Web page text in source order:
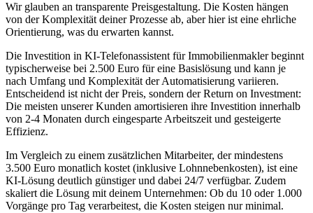
Wir glauben an transparente Preisgestaltung. Die Kosten hängen
von der Komplexität deiner Prozesse ab, aber hier ist eine ehrliche
Orientierung, was du erwarten kannst.
Die Investition in KI-Telefonassistent für Immobilienmaklerbeginnt
typischerweise bei 2.500 Euro für eine Basislösung und kann je
nach Umfang und Komplexität der Automatisierung variieren.
Entscheidend ist nicht der Preis, sondern der Return on Investment:
Die meisten unserer Kunden amortisieren ihre Investition innerhalb
von 2-4 Monaten durch eingesparte Arbeitszeit und gesteigerte
Effizienz.
Im Vergleich zu einem zusätzlichen Mitarbeiter, der mindestens
3.500 Euro monatlich kostet (inklusive Lohnnebenkosten), ist eine
KI-Lösung deutlich günstiger und dabei 24/7 verfügbar. Zudem
skaliert die Lösung mit deinem Unternehmen: Ob du 10 oder 1.000
Vorgänge pro Tag verarbeitest, die Kosten steigen nur minimal.